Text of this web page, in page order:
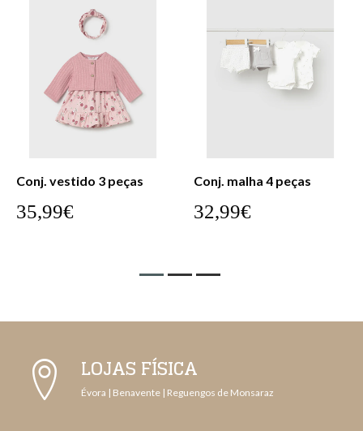
Conj. vestido 3 peças
35,99€
Conj. malha 4 peças
32,99€
LOJAS FÍSICA
Évora | Benavente | Reguengos de Monsaraz